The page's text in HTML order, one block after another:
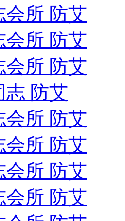
会所 防艾
会所 防艾
会所 防艾
志 防艾
会所 防艾
会所 防艾
会所 防艾
会所 防艾